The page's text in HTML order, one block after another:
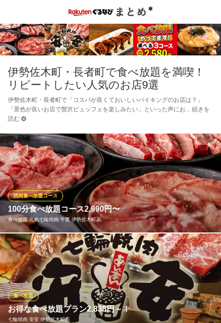
伊勢佐木町・長者町で食べ放題を満喫！
リピートしたい人気のお店9選
伊勢佐木町・長者町で「コスパが良くておいしいバイキングのお店は？」
「景色が良いお店で贅沢ビュッフェを楽しみたい」といった声にお
続きを
読む
100分食べ放題コース2,990円〜
食べ放題 元氣七輪焼肉 牛繁 伊勢佐木町店
焼肉食べ放題コース
牛・豚・鶏肉はもちろん、お食事や一品料理などのサイドメニュ
ー、「味変」アイテムが楽める充実した食べ放題コースは、驚き
の制限時間「100分間」！！人気アイテム「元氣カルビ」をはじ
め、「5本の柱」など当店の売れ筋アイテムを揃えた食べ放題コー
スは3種類！各種宴会や食事会、女子会でも！お楽しみください！
食べ放題 元氣七輪焼肉 牛繁 伊勢佐木町店
お得な食べ放題プラン2,838円～！
七輪焼肉 安安 伊勢佐木町店
食べ放題